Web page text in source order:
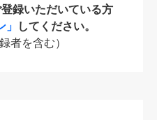
録いただいている方
してください。
者を含む）